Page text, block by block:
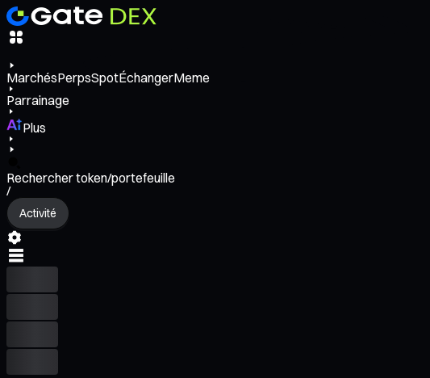
MarchésPerpsSpotÉchangerMeme
Parrainage
Plus
Rechercher token/portefeuille
/
Activité